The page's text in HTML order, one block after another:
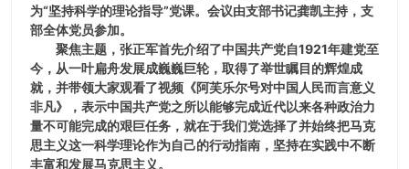
为“坚持科学的理论指导”党课。会议由支部书记龚凯主持，支
部全体党员参加。
聚焦主题，张正军首先介绍了中国共产党自1921年建党至
今，从一叶扁舟发展成巍巍巨轮，取得了举世瞩目的辉煌成
就，并带领大家观看了视频《阿芙乐尔号对中国人民而言意义
非凡》，表示中国共产党之所以能够完成近代以来各种政治力
量不可能完成的艰巨任务，就在于我们党选择了并始终把马克
思主义这一科学理论作为自己的行动指南，坚持在实践中不断
丰富和发展马克思主义。